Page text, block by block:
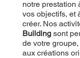
notre prestation
vos objectifs, et
créer. Nos
Buildingsont
de votre
aux créations